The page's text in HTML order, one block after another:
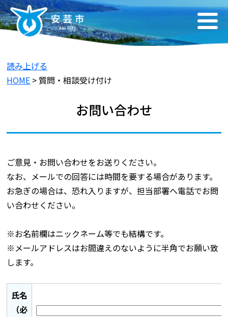
読み上げる
HOME > 質問・相談受け付け
お問い合わせ
ご意見・お問い合わせをお送りください。
なお、メールでの回答には時間を要する場合があります。
お急ぎの場合は、恐れ入りますが、担当部署へ電話でお問
い合わせください。
※お名前欄はニックネーム等でも結構です。
※メールアドレスはお間違えのないように半角でお願い致
します。
氏名
（必